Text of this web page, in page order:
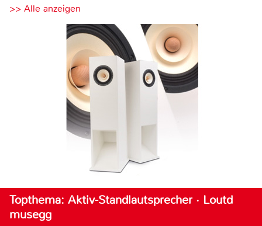
>> Alle anzeigen
Topthema: Aktiv-Standlautsprecher · Loutd
musegg